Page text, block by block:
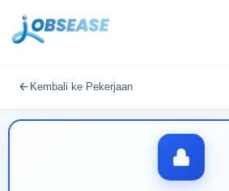
Kembali ke Pekerjaan
Buat profil Anda untuk membuka